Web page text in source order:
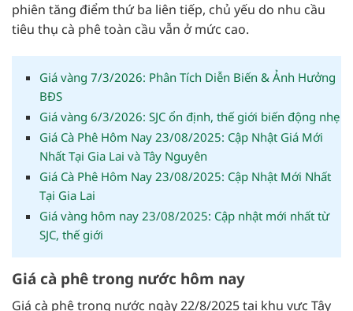
phiên tăng điểm thứ ba liên tiếp, chủ yếu do nhu cầu
tiêu thụ cà phê toàn cầu vẫn ở mức cao.
Giá vàng 7/3/2026: Phân Tích Diễn Biến & Ảnh Hưởng
BĐS
Giá vàng 6/3/2026: SJC ổn định, thế giới biến động nhẹ
Giá Cà Phê Hôm Nay 23/08/2025: Cập Nhật Giá Mới
Nhất Tại Gia Lai và Tây Nguyên
Giá Cà Phê Hôm Nay 23/08/2025: Cập Nhật Mới Nhất
Tại Gia Lai
Giá vàng hôm nay 23/08/2025: Cập nhật mới nhất từ
SJC, thế giới
Giá cà phê trong nước hôm nay
Giá cà phê trong nước ngày 22/8/2025 tại khu vực Tây